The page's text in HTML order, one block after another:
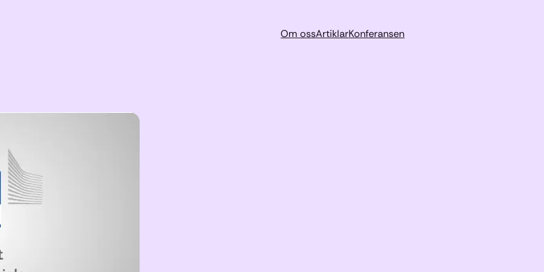
Om ossArtiklarKonferansen